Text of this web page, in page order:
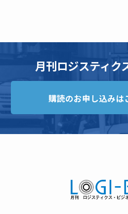
月刊ロジスティク
購読のお申し込みは